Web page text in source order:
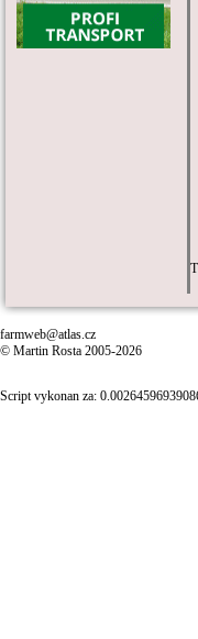
farmweb@atlas.cz
© Martin Rosta 2005-2026
Script vykonan za: